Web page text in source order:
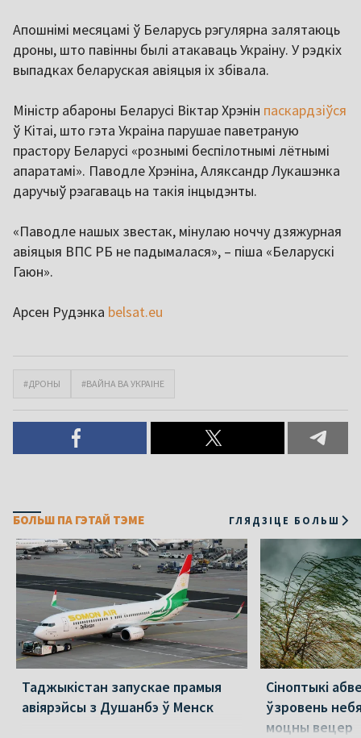
Апошнімі месяцамі ў Беларусь рэгулярна залятаюць
дроны, што павінны былі атакаваць Украіну. У рэдкіх
выпадках беларуская авіяцыя іх збівала.
Міністр абароны Беларусі Віктар Хрэнін паскардзіўся
ў Кітаі, што гэта Украіна парушае паветраную
прастору Беларусі «рознымі беспілотнымі лётнымі
апаратамі». Паводле Хрэніна, Аляксандр Лукашэнка
даручыў рэагаваць на такія інцыдэнты.
«Паводле нашых звестак, мінулаю ноччу дзяжурная
авіяцыя ВПС РБ не падымалася», – піша «Беларускі
Гаюн».
Арсен Рудэнка belsat.eu
#ДРОНЫ #ВАЙНА ВА УКРАІНЕ
БОЛЬШ ПА ГЭТАЙ ТЭМЕ ГЛЯДЗІЦЕ БОЛЬШ
Таджыкістан запускае прамыя
авіярэйсы з Душанбэ ў Менск
Сіноптыкі
ўзровень
моцны вецер